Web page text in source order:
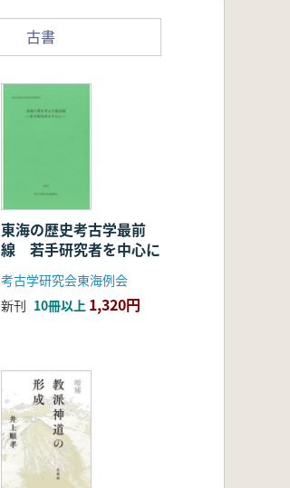
古書
東海の歴史考古学最前
線 若手研究者を中心に
考古学研究会東海例会
新刊 10冊以上 1,320円